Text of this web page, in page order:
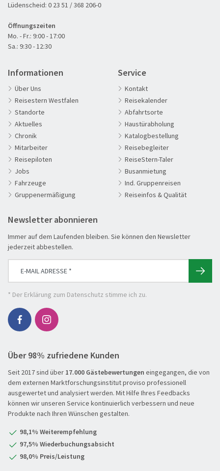
SUCHEN & BUCHEN
REISEKATEGORIE
Reisekategorie
60plus Reisen
Advents-, Weihnachts- & Silvesterreisen
Aktivreisen
Clubreisen
Deutschland erleben
Entspannen & Wohlfühlen
Erlebnisreise
Flugreisen
Flusskreuzfahrt
Genussreise
Hochseekreuzfahrt
Leserreisen
Osterreisen
PREMIUM-Bus
Schiffsreisen
REISEZIEL
Deutschland
Glacier-Express
Lüdenscheid: 0 23 51 / 368 206-0
Öffnungszeiten
Mo. - Fr.: 9:00 - 17:00
Sa.: 9:30 - 12:30
Informationen
Über Uns
Reisestern Westfalen
Standorte
Aktuelles
Chronik
Mitarbeiter
Reisepiloten
Jobs
Fahrzeuge
Gruppenermäßigung
Service
Kontakt
Reisekalender
Abfahrtsorte
Haustürabholung
Katalogbestellung
Reisebegleiter
ReiseStern-Taler
Busanmietung
Ind. Gruppenreisen
Reiseinfos & Qualität
Newsletter abonnieren
Immer auf dem Laufenden bleiben. Sie können den Newsletter
jederzeit abbestellen.
* Der Erklärung zum Datenschutz stimme ich zu.
Über 98% zufriedene Kunden
Seit 2017 sind über 17.000 Gästebewertungen eingegangen, die von
dem externen Marktforschungsinstitut proviso professionell
ausgewertet und analysiert werden. Mit Hilfe Ihres Feedbacks
können wir unseren Service kontinuierlich verbessern und neue
Produkte nach Ihren Wünschen gestalten.
98,1% Weiterempfehlung
97,5% Wiederbuchungsabsicht
98,0% Preis/Leistung